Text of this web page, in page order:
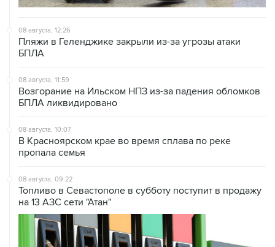
08 августа, 12:26
Пляжи в Геленджике закрыли из-за угрозы атаки
БПЛА
08 августа, 11:59
Возгорание на Ильском НПЗ из-за падения обломков
БПЛА ликвидировано
08 августа, 10:07
В Красноярском крае во время сплава по реке
пропала семья
08 августа, 09:22
Топливо в Севастополе в субботу поступит в продажу
на 13 АЗС сети "Атан"